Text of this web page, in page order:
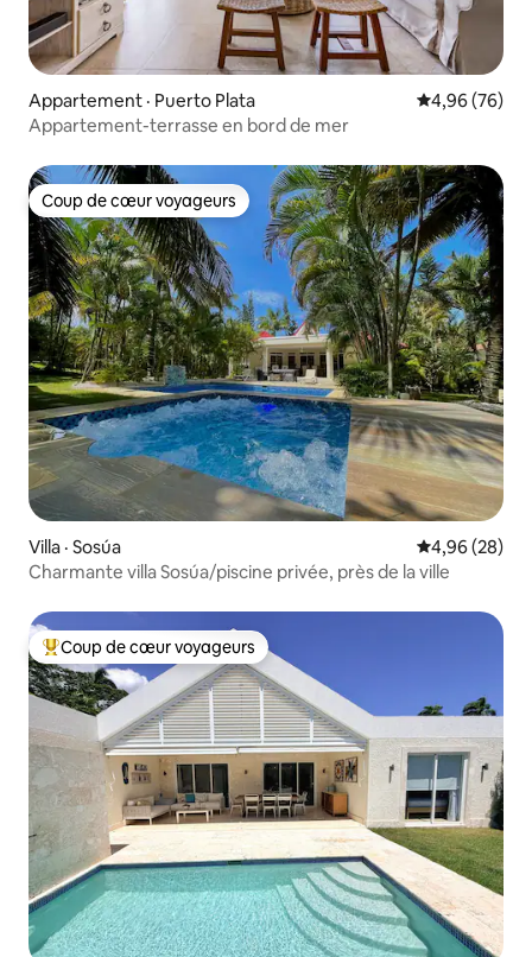
Appartement · Puerto Plata Note
4,96 (76)
Appartement-terrasse en bord de mer
Coup de cœur voyageurs
Coup de cœur voyageurs
Villa · Sosúa Note
4,96 (28)
Charmante villa Sosúa/piscine privée, près de la ville
Coup de cœur voyageurs parmi les plus aimés
Coup de cœur voyageurs